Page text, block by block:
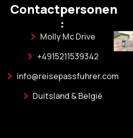
Contactpersonen
:
Molly Mc Drive
+4915211539342
info@reisepassfuhrer.com
Duitsland & België